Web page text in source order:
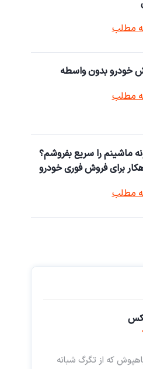
مطلب
خودرو بدون واسطه
مطلب
ماشینم را سریع بفروشم؟
مطلب
که از تگرگ شبانه